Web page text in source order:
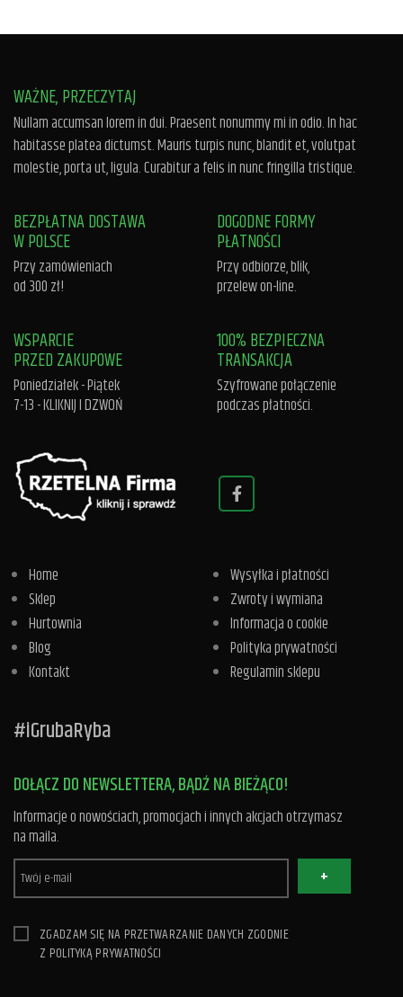
WAŻNE, PRZECZYTAJ
Nullam accumsan lorem in dui. Praesent nonummy mi in odio. In hac
habitasse platea dictumst. Mauris turpis nunc, blandit et, volutpat
molestie, porta ut, ligula. Curabitur a felis in nunc fringilla tristique.
BEZPŁATNA DOSTAWA
W POLSCE
Przy zamówieniach
od 300 zł!
DOGODNE FORMY
PŁATNOŚCI
Przy odbiorze, blik,
przelew on-line.
WSPARCIE
PRZED ZAKUPOWE
Poniedziałek - Piątek
7-13 -KLIKNIJ I DZWOŃ
100% BEZPIECZNA
TRANSAKCJA
Szyfrowane połączenie
podczas płatności.
Home
Sklep
Hurtownia
Blog
Kontakt
Wysyłka i płatności
Zwroty i wymiana
Informacja o cookie
Polityka prywatności
Regulamin sklepu
#iGrubaRyba
DOŁĄCZ DO NEWSLETTERA, BĄDŹ NA BIEŻĄCO!
Informacje o nowościach, promocjach i innych akcjach otrzymasz
na maila.
+
ZGADZAM SIĘ NA PRZETWARZANIE DANYCH ZGODNIE
Z POLITYKĄ PRYWATNOŚCI